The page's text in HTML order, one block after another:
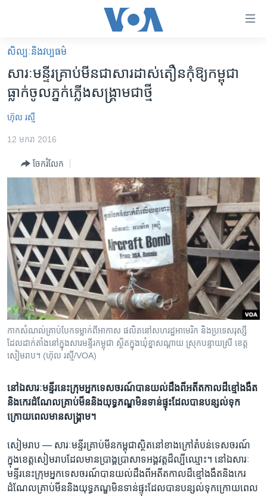
គេហទំព័រ​
ទាក់ទង
និង​
ចូល​
ទំព័រ​
និង​
ចូល​
ទៅ​
ទំព័រ​
រចនា
សម្ព័ន្ធ​
រំលង​
និង​
ទៅ​
កាន់​
ស្វែង​
អន្តរជាតិ
អាមេរិក
កម្ពុជាច្នៃប្រតិដ្ឋ
ព្រឹត្តិការណ៍ព័ត៌មាន
ទូរទស្សន៍ / វីដេអូ​
វិទ្យុ / ផតខាសថ៍
កម្មវិធីទាំងអស់
Khmer English
បណ្តាញ​សង្គម
សិល្បៈនិងវប្បធម៌
សារៈមន្ទីរ​គ្រាប់មីន​ជា​សារ​ដាស់តឿន​កុំ​ឱ្យ​កម្ពុជា​
ធ្លាក់​ចូល​ភ្នក់​ភ្លើង​សង្គ្រាម​ជា​ថ្មី
ហ៊ុល រស្មី
12 មករា 2016
ចែករំលែក
កាក​សំណល់​គ្រាប់​បែក​ទម្លាក់​ពីអាកាស ផលិត​នៅ​សហរដ្ឋ​អាមេរិក​ និង​ប្រទេស​រុស្សី​
ដែល​ដាក់​តាំង​នៅ​ក្នុង​សារមន្ទីរ​កម្ពុជា​ ស្ថិតក្នុង​ឃុំ​ខ្នាសណ្តាយ​ ស្រុក​បន្ទាយ​ស្រី​ ខេត្ត​
សៀមរាប។​ (ហ៊ុល រស្មី​/​VOA)
នៅ​ឯសារៈមន្ទីរនេះ​ក្រុមអ្នកទេសចរណ៍​បានយល់ដឹង​ពី​អតីតកាល​ដ៏ខ្មៅងងឹត​
និង​កេរដំណែល​គ្រាប់មីន​និង​យុទ្ធភណ្ឌ​មិនទាន់​ផ្ទុះ​ដែល​បាន​បន្សល់ទុក​
ក្រោយពេល​មានសង្គ្រាម។
សៀមរាប — សារៈ​មន្ទីរ​គ្រាប់​មីន​កម្ពុជាស្ថិត​នៅ​ខាងក្រៅ​តំបន់​ទេសចរណ៍​
ក្នុងខេត្តសៀមរាប​ដែល​មាន​ប្រាង្គប្រាសាទ​អង្គវត្ត​ដ៏ល្បីឈ្មោះ​។ នៅ​ឯសារៈ
មន្ទីរនេះ​ក្រុមអ្នកទេសចរណ៍​បានយល់ដឹង​ពី​អតីតកាល​ដ៏ខ្មៅងងឹត​និង​កេរ
ដំណែល​គ្រាប់មីន​និង​យុទ្ធភណ្ឌ​មិនទាន់​ផ្ទុះ​ដែល​បាន​បន្សល់ទុក​ក្រោយពេល​